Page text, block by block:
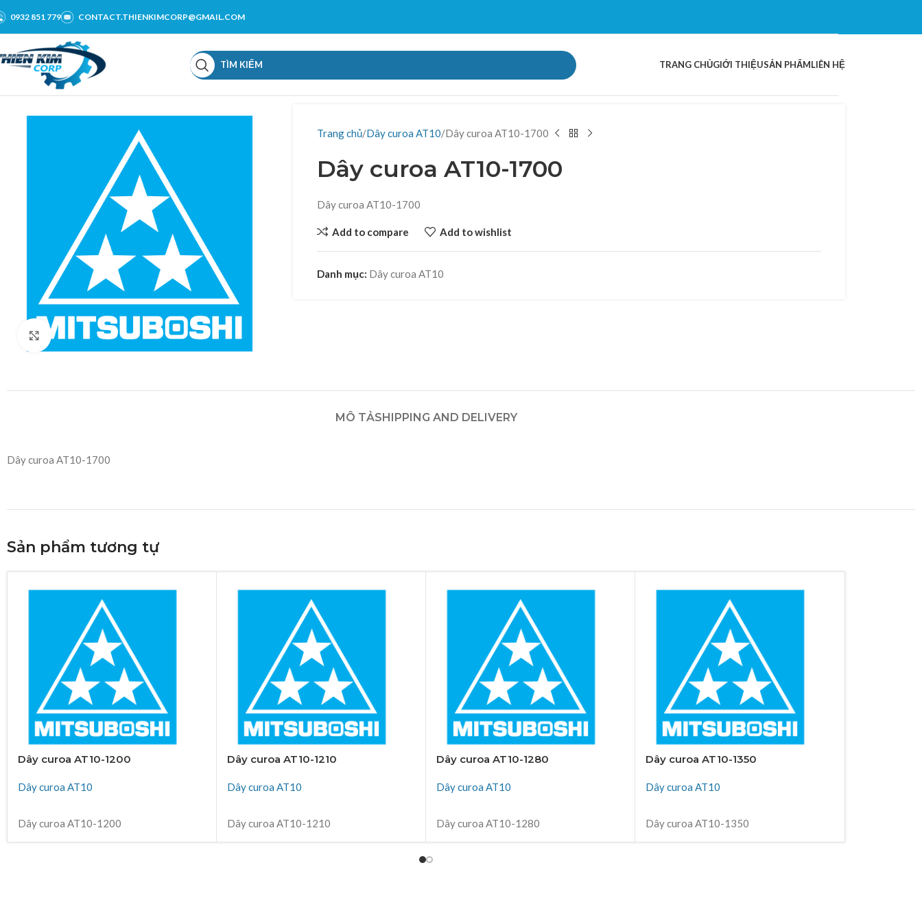
0932 851 779 CONTACT.THIENKIMCORP@GMAIL.COM
TÌM KIẾM TRANG CHỦGIỚI THIỆUSẢN PHẨMLIÊN HỆ
Click to enlarge
Trang chủ Dây curoa AT10 Dây curoa AT10-1700
Dây curoa AT10-1700
Dây curoa AT10-1700
Add to compare Add to wishlist
Danh mục: Dây curoa AT10
MÔ TẢSHIPPING AND DELIVERY
Dây curoa AT10-1700
Sản phẩm tương tự
Dây curoa AT10-1200
Dây curoa AT10
Dây curoa AT10-1200
Dây curoa AT10-1210
Dây curoa AT10
Dây curoa AT10-1210
Dây curoa AT10-1280
Dây curoa AT10
Dây curoa AT10-1280
Dây curoa AT10-1350
Dây curoa AT10
Dây curoa AT10-1350